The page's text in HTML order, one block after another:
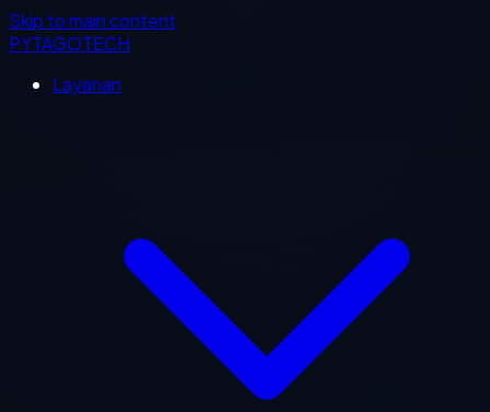
Skip to main content
PYTAGOTECH
Layanan